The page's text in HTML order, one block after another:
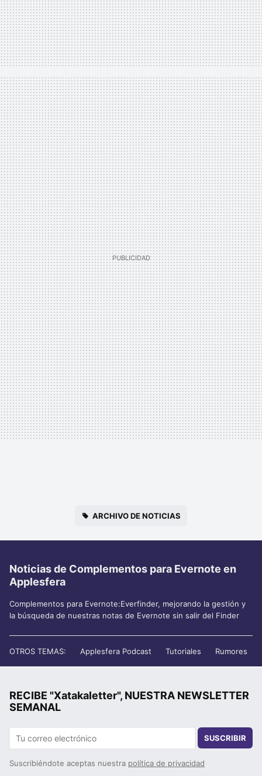
ARCHIVO DE NOTICIAS
Noticias de Complementos para Evernote en
Applesfera
Complementos para Evernote:Everfinder, mejorando la gestión y
la búsqueda de nuestras notas de Evernote sin salir del Finder
OTROS TEMAS: Applesfera Podcast Tutoriales Rumores
RECIBE "Xatakaletter", NUESTRA NEWSLETTER
SEMANAL
SUSCRIBIR
Suscribiéndote aceptas nuestra política de privacidad